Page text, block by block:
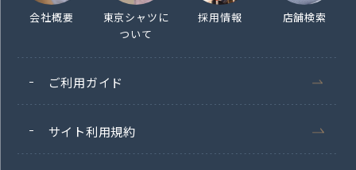
会社概要
東京シャツに
ついて
採用情報 店舗検索
ご利用ガイド
サイト利用規約